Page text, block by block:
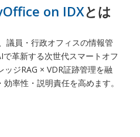
on IDXとは
議員・行政オフィスの情報管
革新する次世代スマートオフ
ジRAG × VDR証跡管理を融
率性・説明責任を高めます。